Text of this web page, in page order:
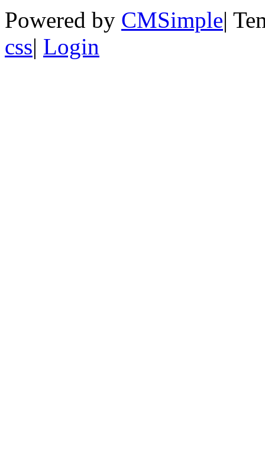
Powered by CMSimple|
css| Login